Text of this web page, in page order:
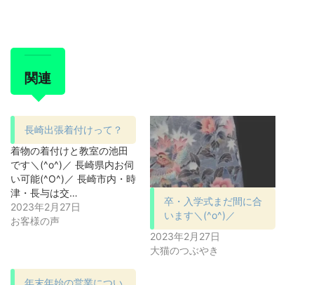
関連
長崎出張着付けって？
着物の着付けと教室の池田
です＼(^o^)／ 長崎県内お伺
い可能(^O^)／ 長崎市内・時
津・長与は交…
2023年2月27日
お客様の声
卒・入学式まだ間に合
います＼(^o^)／
2023年2月27日
大猫のつぶやき